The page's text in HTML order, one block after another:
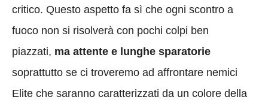
critico. Questo aspetto fa sì che ogni scontro a
fuoco non si risolverà con pochi colpi ben
piazzati, ma attente e lunghe sparatorie
soprattutto se ci troveremo ad affrontare nemici
Elite che saranno caratterizzati da un colore della